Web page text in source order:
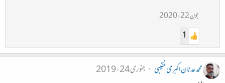
جون 22، 2020
1
محمد عدنان اکبری نقیبی
جنوری 24، 2019